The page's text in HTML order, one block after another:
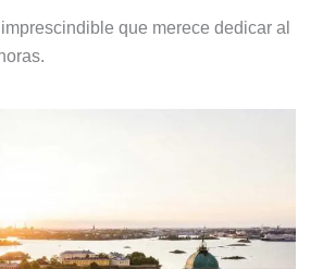
que merece dedicar al